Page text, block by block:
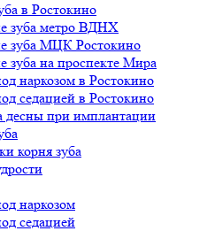
в Ростокино
зуба метро ВДНХ
зуба МЦК Ростокино
зуба на проспекте Мира
наркозом в Ростокино
седацией в Ростокино
десны при имплантации
корня зуба
наркозом
седацией